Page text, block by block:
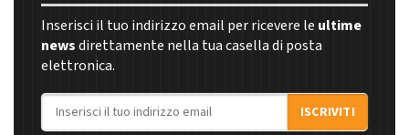
Inserisci il tuo indirizzo email per ricevere le ultime
newsdirettamente nella tua casella di posta
elettronica.
Indirizzo email
ISCRIVITI